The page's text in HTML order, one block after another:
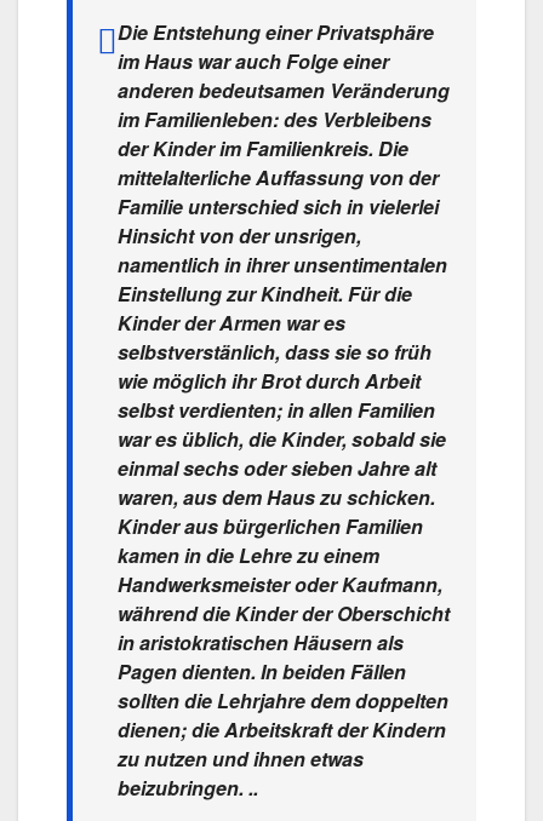
Die Entstehung einer Privatsphäre
im Haus war auch Folge einer
anderen bedeutsamen Veränderung
im Familienleben: des Verbleibens
der Kinder im Familienkreis. Die
mittelalterliche Auffassung von der
Familie unterschied sich in vielerlei
Hinsicht von der unsrigen,
namentlich in ihrer unsentimentalen
Einstellung zur Kindheit. Für die
Kinder der Armen war es
selbstverstänlich, dass sie so früh
wie möglich ihr Brot durch Arbeit
selbst verdienten; in allen Familien
war es üblich, die Kinder, sobald sie
einmal sechs oder sieben Jahre alt
waren, aus dem Haus zu schicken.
Kinder aus bürgerlichen Familien
kamen in die Lehre zu einem
Handwerksmeister oder Kaufmann,
während die Kinder der Oberschicht
in aristokratischen Häusern als
Pagen dienten. In beiden Fällen
sollten die Lehrjahre dem doppelten
dienen; die Arbeitskraft der Kindern
zu nutzen und ihnen etwas
beizubringen. ..